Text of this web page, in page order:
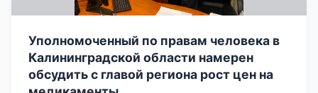
Уполномоченный по правам человека в
Калининградской области намерен
обсудить с главой региона рост цен на